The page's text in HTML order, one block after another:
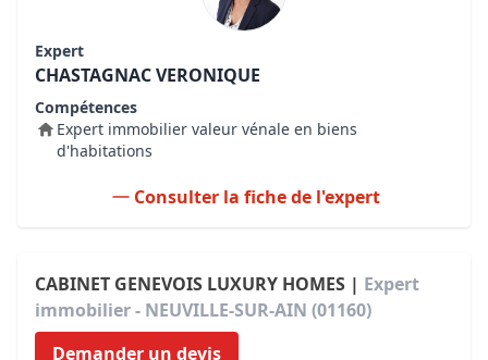
Expert
CHASTAGNAC VERONIQUE
Compétences
Expert immobilier valeur vénale en biens
d'habitations
Consulter la fiche de l'expert
CABINET GENEVOIS LUXURY HOMES | Expert
immobilier - NEUVILLE-SUR-AIN (01160)
Demander un devis